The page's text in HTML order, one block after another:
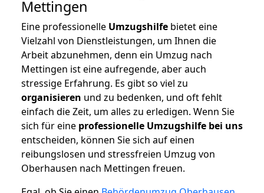
Mettingen
Eine professionelle Umzugshilfe bietet eine
Vielzahl von Dienstleistungen, um Ihnen die
Arbeit abzunehmen, denn ein Umzug nach
Mettingen ist eine aufregende, aber auch
stressige Erfahrung. Es gibt so viel zu
organisieren und zu bedenken, und oft fehlt
einfach die Zeit, um alles zu erledigen. Wenn Sie
sich für eine professionelle Umzugshilfe bei uns
entscheiden, können Sie sich auf einen
reibungslosen und stressfreien Umzug von
Oberhausen nach Mettingen freuen.